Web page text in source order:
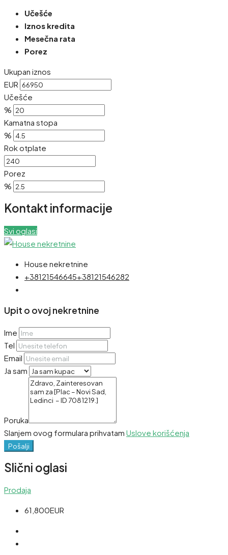
Učešće
Iznos kredita
Mesečna rata
Porez
Ukupan iznos
EUR
Učešće
%
Kamatna stopa
%
Rok otplate
Porez
%
Kontakt informacije
Svi oglasi
House nekretnine
+38121546645+38121546282
Upit o ovoj nekretnine
Ime
Tel
Email
Ja sam
Poruka
Slanjem ovog formulara prihvatam Uslove korišćenja
Pošalji
Slični oglasi
Prodaja
61,800EUR